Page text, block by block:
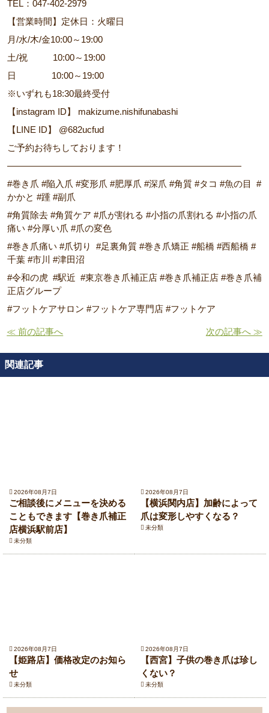
TEL：047-402-2979
【営業時間】定休日：火曜日
月/水/木/金10:00～19:00
土/祝 10:00～19:00
日 10:00～19:00
※いずれも18:30最終受付
【instagram ID】 makizume.nishifunabashi
【LINE ID】 @682ucfud
ご予約お待ちしております！
――――――――――――――――――――――――――
#巻き爪 #陥入爪 #変形爪 #肥厚爪 #深爪 #角質 #タコ #魚の目 #
かかと #踵 #副爪
#角質除去 #角質ケア #爪が割れる #小指の爪割れる #小指の爪
痛い #分厚い爪 #爪の変色
#巻き爪痛い #爪切り #足裏角質 #巻き爪矯正 #船橋 #西船橋 #
千葉 #市川 #津田沼
#令和の虎 #駅近 #東京巻き爪補正店 #巻き爪補正店 #巻き爪補
正店グループ
#フットケアサロン #フットケア専門店 #フットケア
≪ 前の記事へ 次の記事へ ≫
関連記事
2026年08月7日
ご相談後にメニューを決める
こともできます【巻き爪補正
店横浜駅前店】
未分類
2026年08月7日
【横浜関内店】加齢によって
爪は変形しやすくなる？
未分類
2026年08月7日
【姫路店】価格改定のお知ら
せ
未分類
2026年08月7日
【西宮】子供の巻き爪は珍し
くない？
未分類